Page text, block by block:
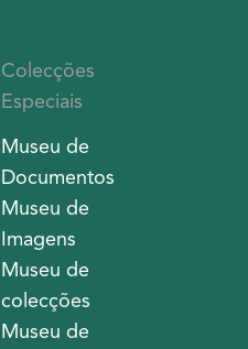
Colecções
Especiais
Museu de
Documentos
Museu de
Imagens
Museu de
colecções
Museu de